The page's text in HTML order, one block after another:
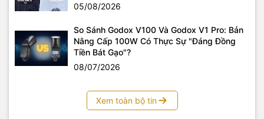
05/08/2026
So Sánh Godox V100 Và Godox V1 Pro: Bản
Nâng Cấp 100W Có Thực Sự "Đáng Đồng
Tiền Bát Gạo"?
08/07/2026
Xem toàn bộ tin